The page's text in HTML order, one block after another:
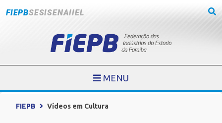
FIEPBSESISENAIIEL
MENU
FIEPB Vídeos em Cultura